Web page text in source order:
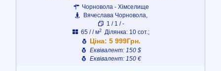
Чорновола - Хімселище
Вячеслава Чорновола,
1 / 1 / -
65 / / м2 Ділянка: 10 сот.;
Ціна: 5 999Грн.
Еквівалент: 150 $
Еквівалент: 150 €